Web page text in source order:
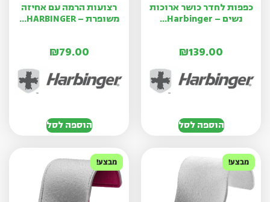
כפפות לחדר כושר ארוכות
נשים – Harbinger...
₪139.00
הוספה לסל
רצועות הרמה עם אחיזה
משופרת – HARBINGER...
₪79.00
הוספה לסל
מבצע! מבצע!